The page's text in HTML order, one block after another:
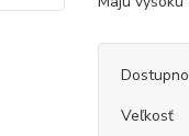
Veľkosť